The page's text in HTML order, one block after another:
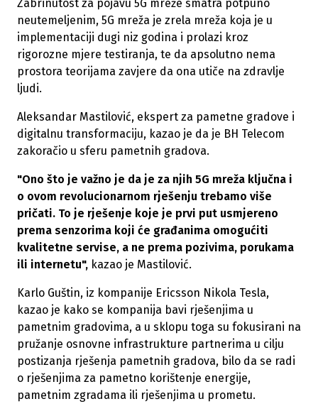
Zabrinutost za pojavu 5G mreže smatra potpuno
neutemeljenim, 5G mreža je zrela mreža koja je u
implementaciji dugi niz godina i prolazi kroz
rigorozne mjere testiranja, te da apsolutno nema
prostora teorijama zavjere da ona utiče na zdravlje
ljudi.
Aleksandar Mastilović, ekspert za pametne gradove i
digitalnu transformaciju, kazao je da je BH Telecom
zakoračio u sferu pametnih gradova.
"Ono što je važno je da je za njih 5G mreža ključna i
o ovom revolucionarnom rješenju trebamo više
pričati. To je rješenje koje je prvi put usmjereno
prema senzorima koji će građanima omogućiti
kvalitetne servise, a ne prema pozivima, porukama
ili internetu", kazao je Mastilović.
Karlo Guštin, iz kompanije Ericsson Nikola Tesla,
kazao je kako se kompanija bavi rješenjima u
pametnim gradovima, a u sklopu toga su fokusirani na
pružanje osnovne infrastrukture partnerima u cilju
postizanja rješenja pametnih gradova, bilo da se radi
o rješenjima za pametno korištenje energije,
pametnim zgradama ili rješenjima u prometu.